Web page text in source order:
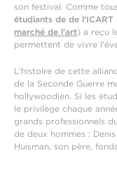
son festival. Comme
étudiants de de l'ICART
marché de l'art) a reçu
permettent de vivre
L'histoire de cette
de la Seconde Guerre
hollywoodien. Si les
le privilège chaque
grands professionnels
de deux hommes :
Huisman, son père,